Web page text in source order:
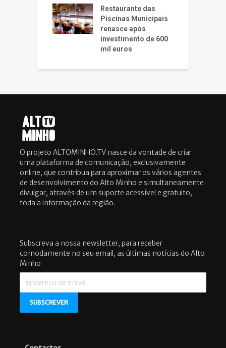
Restaurante das
Piscinas Municipais
renasce após
investimento de 600
mil euros
O projeto ALTOMINHO.TV nasce da vontade de criar
uma plataforma de comunicação, exclusivamente
online, que contribua para aproximar os vários agentes
de desenvolvimento do Alto Minho e simultaneamente
divulgar, através de um suporte acessível e gratuito,
toda a informação da região.
Subscreva a nossa newsletter, para receber
comodamente no seu email, as últimas notícias do Alto
Minho